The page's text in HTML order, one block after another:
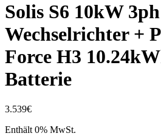
Solis S6 10kW
Wechselrichter +
Force H3
Batterie
3.539€
Enthält 0% MwSt.